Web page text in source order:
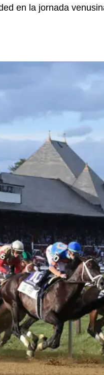
en la jornada